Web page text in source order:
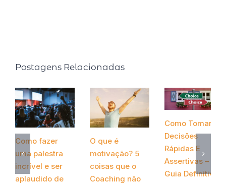
Postagens Relacionadas
Como fazer
uma palestra
incrível e ser
aplaudido de
O que é
motivação? 5
coisas que o
Coaching não
Como Tomar
Decisões
Rápidas E
Assertivas – O
Guia Definitivo